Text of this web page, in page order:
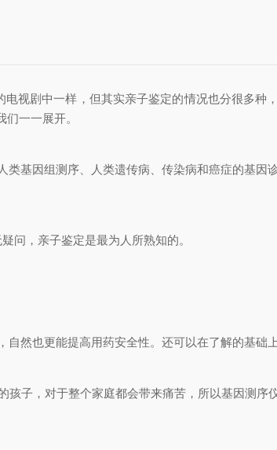
剧中一样，但其实亲子鉴定的情况也分很多种
一一展开。
类基因组测序、人类遗传病、传染病和癌症的基因
，亲子鉴定是最为人所熟知的。
也更能提高用药安全性。还可以在了解的基础上
，对于整个家庭都会带来痛苦，所以基因测序